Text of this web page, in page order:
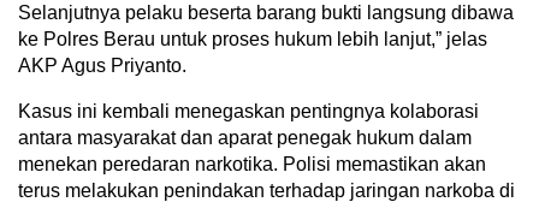
Selanjutnya pelaku beserta barang bukti langsung dibawa
ke Polres Berau untuk proses hukum lebih lanjut,” jelas
AKP Agus Priyanto.
Kasus ini kembali menegaskan pentingnya kolaborasi
antara masyarakat dan aparat penegak hukum dalam
menekan peredaran narkotika. Polisi memastikan akan
terus melakukan penindakan terhadap jaringan narkoba di